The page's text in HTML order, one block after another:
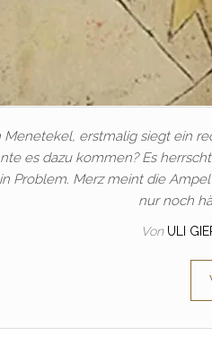
Menetekel, erstmalig siegt ein
es dazu kommen? Es
Problem. Merz meint die
nur noch
Von ULI